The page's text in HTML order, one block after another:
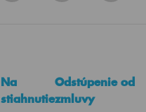
Na
stiahnutie
Odstúpenie od
zmluvy